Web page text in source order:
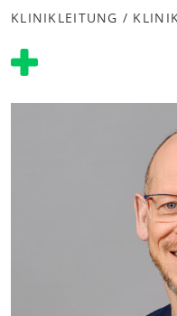
KLINIKLEITUNG /